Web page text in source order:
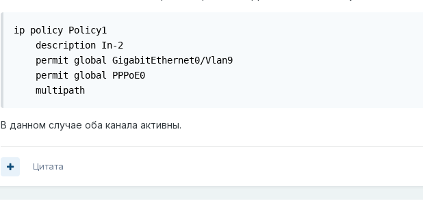
ip policy Policy1
    description In-2
    permit global GigabitEthernet0/Vlan9
    permit global PPPoE0
    multipath
В данном случае оба канала активны.
Цитата